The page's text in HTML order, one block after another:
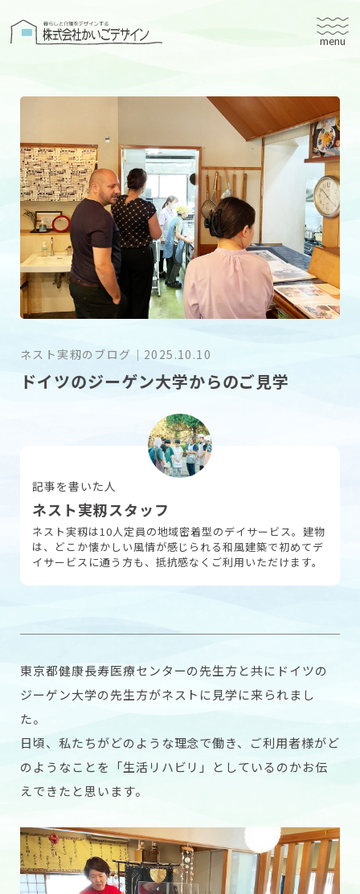
株式会社かいごデザイン
ユタリト船橋
ユタリト市川
デイサービスネスト実籾
建築設計
ブログ
会社案内
個人情報保護方針
採用情報
お問い合わせ
ネスト実籾のブログ ｜ 2025.10.10
ドイツのジーゲン大学からのご見学
記事を書いた人
ネスト実籾スタッフ
ネスト実籾は10人定員の地域密着型のデイサービス。建物
は、どこか懐かしい風情が感じられる和風建築で初めてデ
イサービスに通う方も、抵抗感なくご利用いただけます。
東京都健康長寿医療センターの先生方と共にドイツの
ジーゲン大学の先生方がネストに見学に来られまし
た。
日頃、私たちがどのような理念で働き、ご利用者様がど
のようなことを「生活リハビリ」としているのかお伝
えできたと思います。